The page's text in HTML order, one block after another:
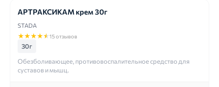
АРТРАКСИКАМ крем 30г
STADA
★★★★★15 отзывов
30г
Обезболивающее, противовоспалительное средство для
суставов и мышц.